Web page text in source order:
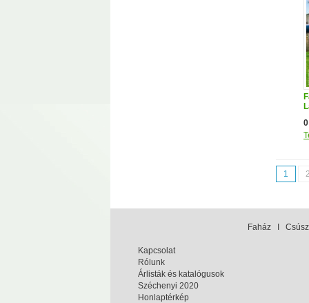
1 2
FaházI
Kapcsolat
Rólunk
Árlisták és katalógusok
Széchenyi 2020
Honlaptérkép